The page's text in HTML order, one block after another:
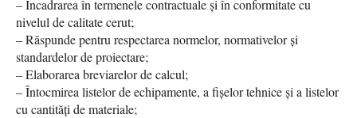
– Încadrarea în termenele contractuale și în conformitate cu
nivelul de calitate cerut;
– Răspunde pentru respectarea normelor, normativelor și
standardelor de proiectare;
– Elaborarea breviarelor de calcul;
– Întocmirea listelor de echipamente, a fișelor tehnice și a listelor
cu cantități de materiale;